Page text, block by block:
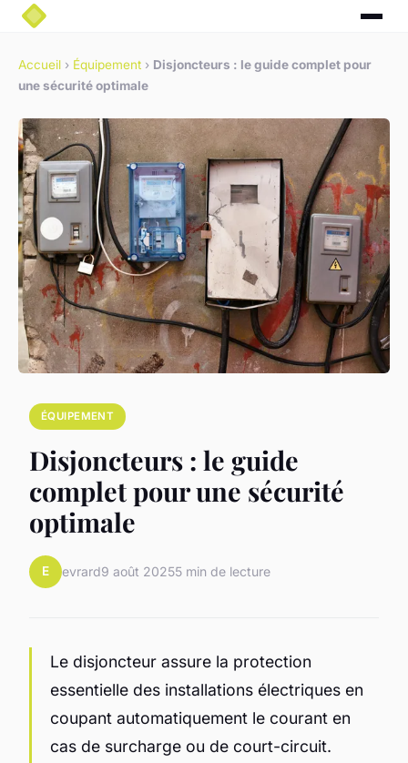
Accueil › Équipement › Disjoncteurs : le guide complet pour
une sécurité optimale
ÉQUIPEMENT
Disjoncteurs : le guide
complet pour une sécurité
optimale
E evrard9 août 20255 min de lecture
Le disjoncteur assure la protection
essentielle des installations électriques en
coupant automatiquement le courant en
cas de surcharge ou de court-circuit.